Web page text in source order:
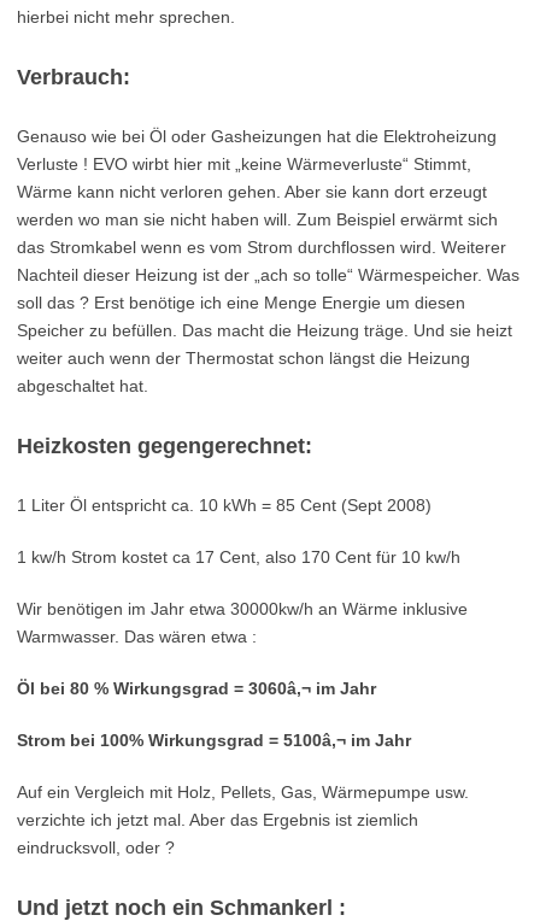
hierbei nicht mehr sprechen.
Verbrauch:
Genauso wie bei Öl oder Gasheizungen hat die Elektroheizung
Verluste ! EVO wirbt hier mit „keine Wärmeverluste“ Stimmt,
Wärme kann nicht verloren gehen. Aber sie kann dort erzeugt
werden wo man sie nicht haben will. Zum Beispiel erwärmt sich
das Stromkabel wenn es vom Strom durchflossen wird. Weiterer
Nachteil dieser Heizung ist der „ach so tolle“ Wärmespeicher. Was
soll das ? Erst benötige ich eine Menge Energie um diesen
Speicher zu befüllen. Das macht die Heizung träge. Und sie heizt
weiter auch wenn der Thermostat schon längst die Heizung
abgeschaltet hat.
Heizkosten gegengerechnet:
1 Liter Öl entspricht ca. 10 kWh = 85 Cent (Sept 2008)
1 kw/h Strom kostet ca 17 Cent, also 170 Cent für 10 kw/h
Wir benötigen im Jahr etwa 30000kw/h an Wärme inklusive
Warmwasser. Das wären etwa :
Öl bei 80 % Wirkungsgrad = 3060â‚¬ im Jahr
Strom bei 100% Wirkungsgrad = 5100â‚¬ im Jahr
Auf ein Vergleich mit Holz, Pellets, Gas, Wärmepumpe usw.
verzichte ich jetzt mal. Aber das Ergebnis ist ziemlich
eindrucksvoll, oder ?
Und jetzt noch ein Schmankerl :